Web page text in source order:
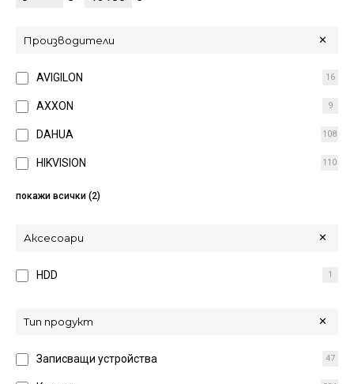
Производители
AVIGILON 16
AXXON 9
DAHUA 108
HIKVISION 110
MOBOTIX
покажи всички (2)
Аксесоари
HDD 1
Тип продукт
Записващи устройства 47